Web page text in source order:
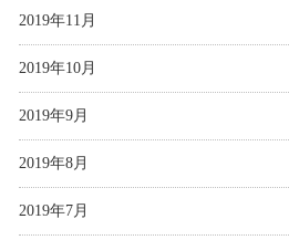
2019年11月
2019年10月
2019年9月
2019年8月
2019年7月